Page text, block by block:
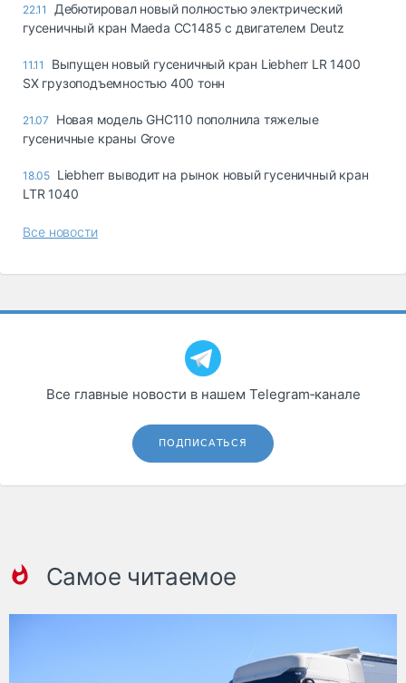
22.11
Дебютировал новый полностью электрический
гусеничный кран Maeda CC1485 с двигателем Deutz
11.11
Выпущен новый гусеничный кран Liebherr LR 1400
SX грузоподъемностью 400 тонн
21.07
Новая модель GHC110 пополнила тяжелые
гусеничные краны Grove
18.05 Liebherr выводит на рынок новый гусеничный кран
LTR 1040
Все новости
Все главные новости в нашем Telegram‑канале
ПОДПИСАТЬСЯ
Самое читаемое